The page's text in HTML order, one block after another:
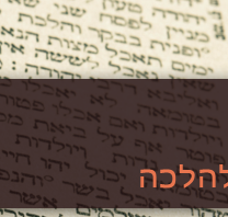
האתר ללימוד